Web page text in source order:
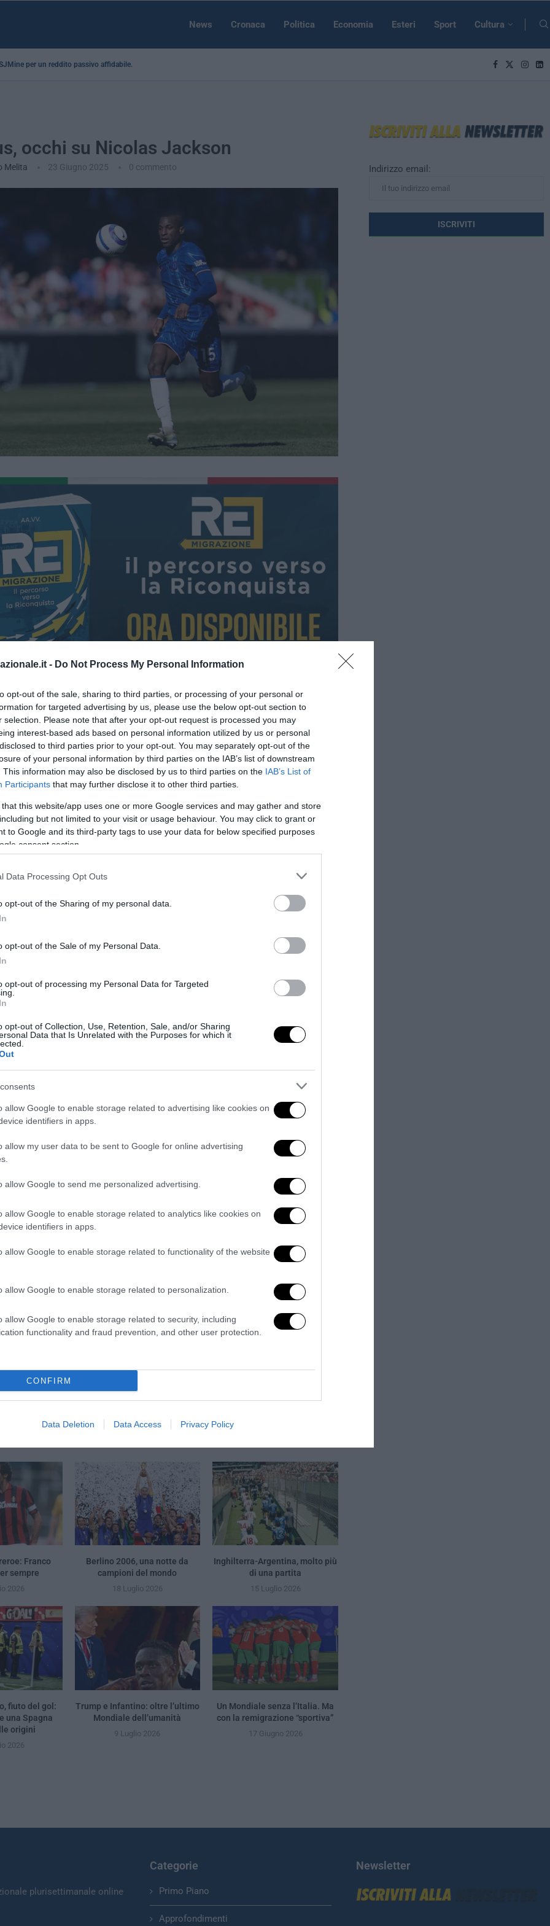
- Do Not Process My Personal Information
opt-out of the sale, sharing to third parties, or processing of your personal or
for targeted advertising by us, please use the below opt-out section to
selection. Please note that after your opt-out request is processed you may
interest-based ads based on personal information utilized by us or personal
to third parties prior to your opt-out. You may separately opt-out of the
of your personal information by third parties on the IAB’s list of downstream
This information may also be disclosed by us to third parties on the IAB’s List of
Participants that may further disclose it to other third parties.
that this website/app uses one or more Google services and may gather and store
but not limited to your visit or usage behaviour. You may click to grant or
to Google and its third-party tags to use your data for below specified purposes
consent section.
Data Processing Opt Outs
opt-out of the Sharing of my personal data.
opt-out of the Sale of my Personal Data.
opt-out of processing my Personal Data for Targeted
opt-out of Collection, Use, Retention, Sale, and/or Sharing
Data that Is Unrelated with the Purposes for which it
allow Google to enable storage related to advertising like cookies on
identifiers in apps.
allow my user data to be sent to Google for online advertising
allow Google to send me personalized advertising.
allow Google to enable storage related to analytics like cookies on
identifiers in apps.
allow Google to enable storage related to functionality of the website
allow Google to enable storage related to personalization.
allow Google to enable storage related to security, including
functionality and fraud prevention, and other user protection.
CONFIRM
Data Deletion Data Access Privacy Policy
News Cronaca Politica Economia Esteri Sport Cultura
per un reddito passivo affidabile...
occhi su Nicolas Jackson
Melita 23 Giugno 2025 0 commento
Nicolas Jackson per il futuro dell’attacco
esplorando il mercato per rinforzare il reparto offensivo, e il nome di Nicolas
del Chelsea, è emerso con forza. Secondo Sky Sport, i bianconeri hanno
esplorativi per il senegalese, classe 2001, non più considerato
0
bianconero, trattativa per
Franco
sempre
2026
Berlino 2006, una notte da
campioni del mondo
18 Luglio 2026
Inghilterra-Argentina, molto più
di una partita
15 Luglio 2026
fiuto del gol:
una Spagna
origini
2026
Trump e Infantino: oltre l’ultimo
Mondiale dell’umanità
9 Luglio 2026
Un Mondiale senza l’Italia. Ma
con la remigrazione “sportiva”
17 Giugno 2026
Indirizzo email:
plurisettimanale online
Categorie
Primo Piano
Approfondimenti
Newsletter